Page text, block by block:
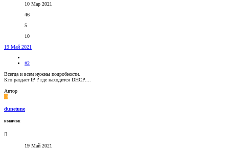
10 Мар 2021
46
5
10
19 Май 2021
#2
Всегда и всем нужны подробности.
Кто раздает IP ? где находится DHCP....
Автор
D
dunetune
новичок
19 Май 2021